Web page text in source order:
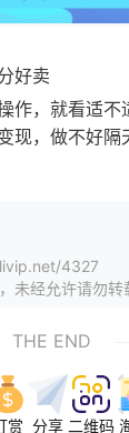
好卖
作，就看适不
现，做不好隔
4327
未经允许请勿转
THE END
赏 分享 二维码